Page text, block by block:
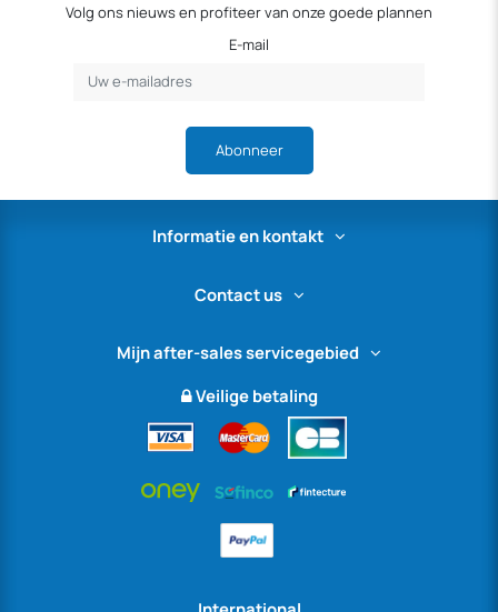
Volg ons nieuws en profiteer van onze goede plannen
E-mail
Abonneer
Informatie en kontakt
Contact us
Mijn after-sales servicegebied
Veilige betaling